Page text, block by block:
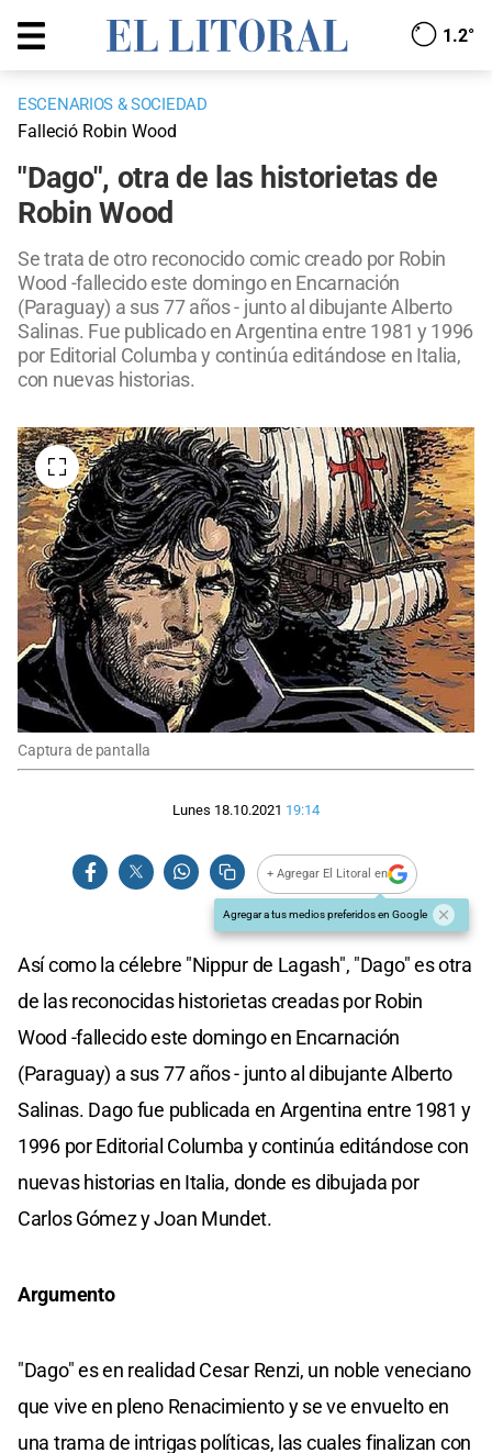
1.2°
ESCENARIOS & SOCIEDAD
Falleció Robin Wood
"Dago", otra de las historietas de
Robin Wood
Se trata de otro reconocido comic creado por Robin
Wood -fallecido este domingo en Encarnación
(Paraguay) a sus 77 años - junto al dibujante Alberto
Salinas. Fue publicado en Argentina entre 1981 y 1996
por Editorial Columba y continúa editándose en Italia,
con nuevas historias.
Captura de pantalla
Lunes 18.10.2021 19:14
+ Agregar El Litoral en
Agregar a tus medios preferidos en Google
Así como la célebre "Nippur de Lagash", "Dago" es otra
de las reconocidas historietas creadas por Robin
Wood -fallecido este domingo en Encarnación
(Paraguay) a sus 77 años - junto al dibujante Alberto
Salinas. Dago fue publicada en Argentina entre 1981 y
1996 por Editorial Columba y continúa editándose con
nuevas historias en Italia, donde es dibujada por
Carlos Gómez y Joan Mundet.
Argumento
"Dago" es en realidad Cesar Renzi, un noble veneciano
que vive en pleno Renacimiento y se ve envuelto en
una trama de intrigas políticas, las cuales finalizan con